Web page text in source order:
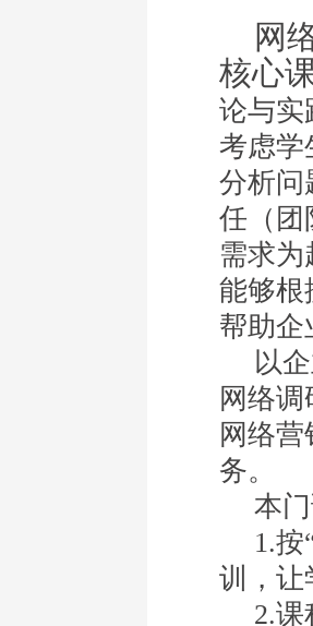
网
核心
论与实
考虑学
分析问
任（
需求
能够根
帮助
以
网络调
网络
务。
本
1.按
训，让
2.课